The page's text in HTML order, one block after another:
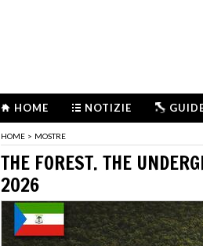
HOME NOTIZIE
HOME > MOSTRE
THE FOREST. THE
2026